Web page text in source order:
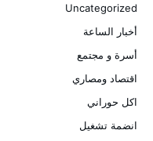
Uncategorized
أخبار الساعة
أسرة و مجتمع
اقتصاد ومصاري
اكل حوراني
انضمة تشغيل